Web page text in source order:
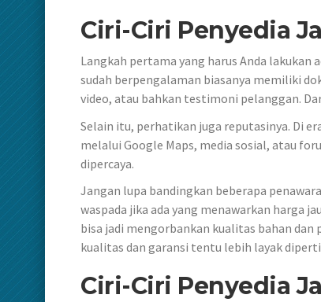
Ciri-Ciri Penyedia
Langkah pertama yang harus Anda
sudah berpengalaman biasanya memiliki
video, atau bahkan testimoni pelanggan.
Selain itu, perhatikan juga reputasinya. Di
melalui Google Maps, media sosial, atau
dipercaya.
Jangan lupa bandingkan beberapa
waspada jika ada yang menawarkan harga
bisa jadi mengorbankan kualitas bahan
kualitas dan garansi tentu lebih layak
Ciri-Ciri Penyedia